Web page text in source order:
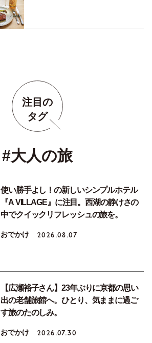
注目の
タグ
#大人の旅
使い勝手よし！の新しいシンプルホテル
『A VILLAGE』に注目。西湖の静けさの
中でクイックリフレッシュの旅を。
おでかけ 2026.08.07
【広瀬裕子さん】23年ぶりに京都の思い
出の老舗旅館へ。ひとり、気ままに過ご
す旅のたのしみ。
おでかけ 2026.07.30